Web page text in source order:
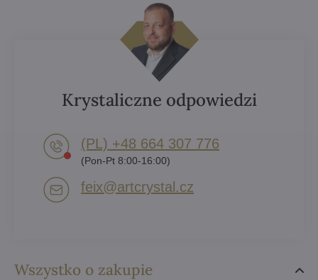
Wszystko o zakupie
Krystaliczne odpowiedzi
(PL) +48 664 307 776
(Pon-Pt 8:00-16:00)
feix​@artcrystal​.cz